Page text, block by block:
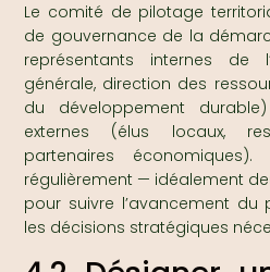
Le comité de pilotage
de gouvernance de la
représentants internes de
générale, direction des
du développement
externes (élus locaux,
partenaires
régulièrement — idéalement
pour suivre l’avancement du
les décisions stratégiques